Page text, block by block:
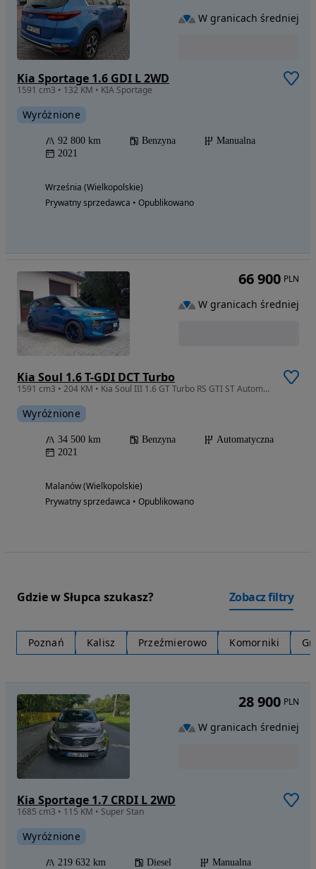
Kia Sportage 1.6 GDI L 2WD
1591 cm3 • 132 KM • KIA Sportage
Wyróżnione
92 800 km Benzyna
Manualna
2021
Września (Wielkopolskie)
Prywatny sprzedawca • Opublikowano
W granicach średniej
Kia Soul 1.6 T-GDI DCT Turbo
1591 cm3 • 204 KM • Kia Soul III 1.6 GT Turbo RS GTI ST Automat 204 KM
Wyróżnione
34 500 km Benzyna
Automatyczna
2021
Malanów (Wielkopolskie)
Prywatny sprzedawca • Opublikowano
66 900 PLN
W granicach średniej
Gdzie w Słupca szukasz? Zobacz filtry
Poznań Kalisz Przeźmierowo Komorniki
Kia Sportage 1.7 CRDI L 2WD
1685 cm3 • 115 KM • Super Stan
Wyróżnione
219 632 km Diesel
Manualna
28 900 PLN
W granicach średniej